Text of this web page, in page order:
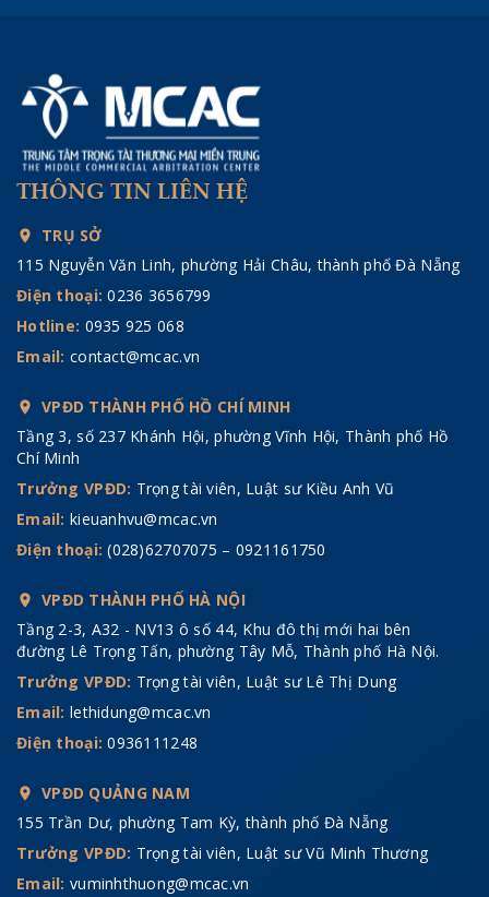
THÔNG TIN LIÊN HỆ
TRỤ SỞ
115 Nguyễn Văn Linh, phường Hải Châu, thành phố Đà Nẵng
Điện thoại:0236 3656799
Hotline: 0935 925 068
Email: contact@mcac.vn
VPĐD THÀNH PHỐ HỒ CHÍ MINH
Tầng 3, số 237 Khánh Hội, phường Vĩnh Hội, Thành phố Hồ
Chí Minh
Trưởng VPĐD: Trọng tài viên, Luật sư Kiều Anh Vũ
Email: kieuanhvu@mcac.vn
Điện thoại:(028)62707075 – 0921161750
VPĐD THÀNH PHỐ HÀ NỘI
Tầng 2-3, A32 - NV13 ô số 44, Khu đô thị mới hai bên
đường Lê Trọng Tấn, phường Tây Mỗ, Thành phố Hà Nội.
Trưởng VPĐD: Trọng tài viên, Luật sư Lê Thị Dung
Email: lethidung@mcac.vn
Điện thoại:0936111248
VPĐD QUẢNG NAM
155 Trần Dư, phường Tam Kỳ, thành phố Đà Nẵng
Trưởng VPĐD: Trọng tài viên, Luật sư Vũ Minh Thương
Email: vuminhthuong@mcac.vn